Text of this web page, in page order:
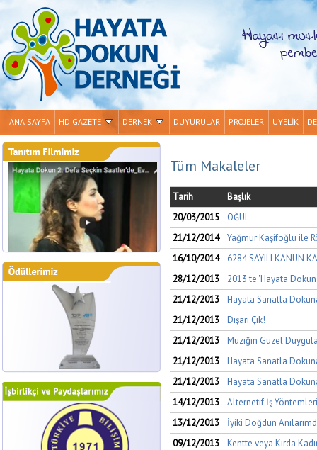
ANA SAYFA HD GAZETE DERNEK DUYURULAR PROJELER ÜYELİK
Tüm Makaleler
Tarih
Başlık
20/03/2015
OĞUL
21/12/2014
Yağmur Kaşifoğlu ile
16/10/2014
6284 SAYILI KANUN
28/12/2013
2013'te 'Hayata
21/12/2013
Hayata Sanatla
21/12/2013
Dışarı Çık!
21/12/2013
Müziğin Güzel
21/12/2013
Hayata Sanatla
21/12/2013
Hayata Sanatla
14/12/2013
Alternetif İş
13/12/2013
İyiki Doğdun
09/12/2013
Kentte veya Kırda